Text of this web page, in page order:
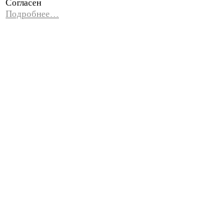
Согласен
Подробнее…